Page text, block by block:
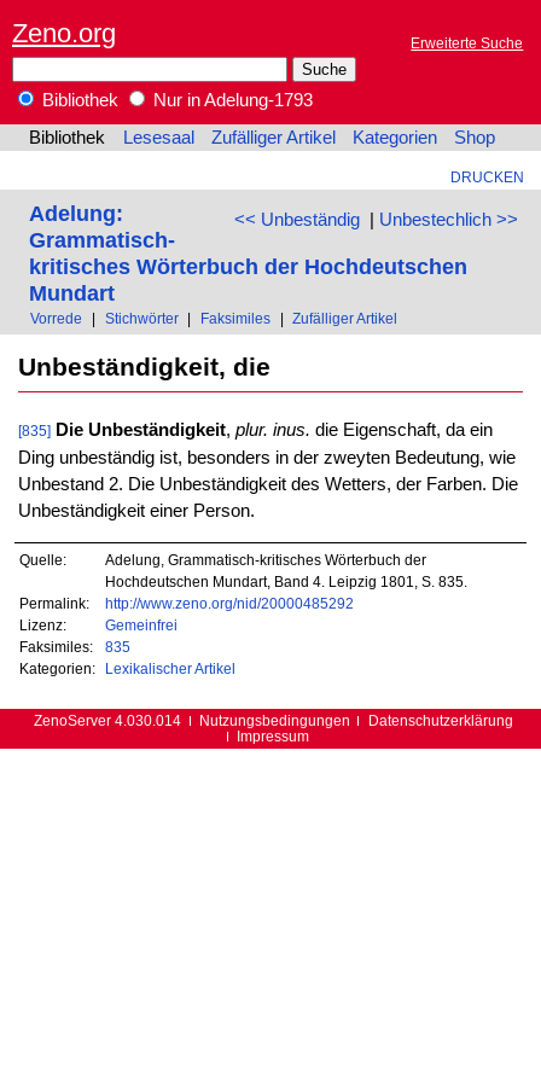
Zeno.org Erweiterte Suche
Bibliothek
Nur in Adelung-1793
Bibliothek
Lesesaal Zufälliger Artikel Kategorien Shop
DRUCKEN
<< Unbeständig| Unbestechlich >>
Adelung:
Grammatisch-
kritisches Wörterbuch der Hochdeutschen
Mundart
Vorrede Stichwörter Faksimiles Zufälliger Artikel
Unbeständigkeit, die
[835] Die Unbeständigkeit, plur. inus. die Eigenschaft, da ein
Ding unbeständig ist, besonders in der zweyten Bedeutung, wie
Unbestand 2. Die Unbeständigkeit des Wetters, der Farben. Die
Unbeständigkeit einer Person.
Quelle:
Adelung, Grammatisch-kritisches Wörterbuch der
Hochdeutschen Mundart, Band 4. Leipzig 1801, S. 835.
Permalink:
http://www.zeno.org/nid/20000485292
Lizenz:
Gemeinfrei
Faksimiles:
835
Kategorien:
Lexikalischer Artikel
ZenoServer 4.030.014 Nutzungsbedingungen
Datenschutzerklärung
Impressum